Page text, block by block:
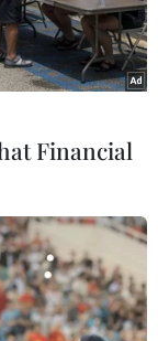
Financial